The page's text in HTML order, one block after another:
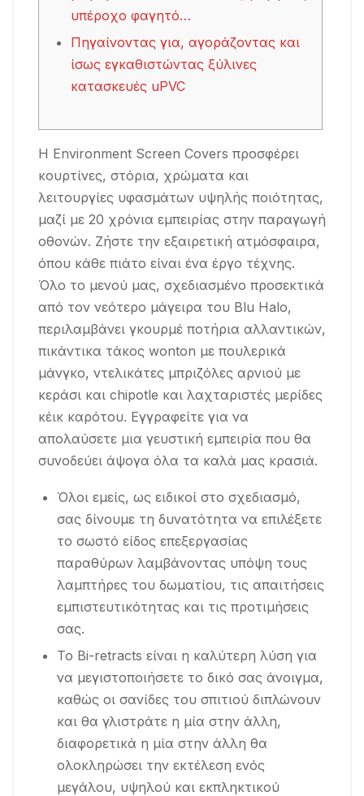
υπέροχο φαγητό…
Πηγαίνοντας για, αγοράζοντας και
ίσως εγκαθιστώντας ξύλινες
κατασκευές uPVC
Η Environment Screen Covers προσφέρει
κουρτίνες, στόρια, χρώματα και
λειτουργίες υφασμάτων υψηλής ποιότητας,
μαζί με 20 χρόνια εμπειρίας στην παραγωγή
οθονών. Ζήστε την εξαιρετική ατμόσφαιρα,
όπου κάθε πιάτο είναι ένα έργο τέχνης.
Όλο το μενού μας, σχεδιασμένο προσεκτικά
από τον νεότερο μάγειρα του Blu Halo,
περιλαμβάνει γκουρμέ ποτήρια αλλαντικών,
πικάντικα τάκος wonton με πουλερικά
μάνγκο, ντελικάτες μπριζόλες αρνιού με
κεράσι και chipotle και λαχταριστές μερίδες
κέικ καρότου. Εγγραφείτε για να
απολαύσετε μια γευστική εμπειρία που θα
συνοδεύει άψογα όλα τα καλά μας κρασιά.
Όλοι εμείς, ως ειδικοί στο σχεδιασμό,
σας δίνουμε τη δυνατότητα να επιλέξετε
το σωστό είδος επεξεργασίας
παραθύρων λαμβάνοντας υπόψη τους
λαμπτήρες του δωματίου, τις απαιτήσεις
εμπιστευτικότητας και τις προτιμήσεις
σας.
Το Bi-retracts είναι η καλύτερη λύση για
να μεγιστοποιήσετε το δικό σας άνοιγμα,
καθώς οι σανίδες του σπιτιού διπλώνουν
και θα γλιστράτε η μία στην άλλη,
διαφορετικά η μία στην άλλη θα
ολοκληρώσει την εκτέλεση ενός
μεγάλου, υψηλού και εκπληκτικού